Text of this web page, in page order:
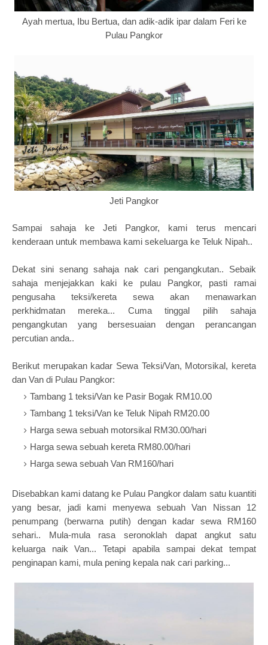
Ayah mertua, Ibu Bertua, dan adik-adik ipar dalam Feri ke
Pulau Pangkor
Jeti Pangkor
Sampai sahaja ke Jeti Pangkor, kami terus mencari
kenderaan untuk membawa kami sekeluarga ke Teluk Nipah..
Dekat sini senang sahaja nak cari pengangkutan.. Sebaik
sahaja menjejakkan kaki ke pulau Pangkor, pasti ramai
pengusaha teksi/kereta sewa akan menawarkan
perkhidmatan mereka... Cuma tinggal pilih sahaja
pengangkutan yang bersesuaian dengan perancangan
percutian anda..
Berikut merupakan kadar Sewa Teksi/Van, Motorsikal, kereta
dan Van di Pulau Pangkor:
Tambang 1 teksi/Van ke Pasir Bogak RM10.00
Tambang 1 teksi/Van ke Teluk Nipah RM20.00
Harga sewa sebuah motorsikal RM30.00/hari
Harga sewa sebuah kereta RM80.00/hari
Harga sewa sebuah Van RM160/hari
Disebabkan kami datang ke Pulau Pangkor dalam satu kuantiti
yang besar, jadi kami menyewa sebuah Van Nissan 12
penumpang (berwarna putih) dengan kadar sewa RM160
sehari.. Mula-mula rasa seronoklah dapat angkut satu
keluarga naik Van... Tetapi apabila sampai dekat tempat
penginapan kami, mula pening kepala nak cari parking...